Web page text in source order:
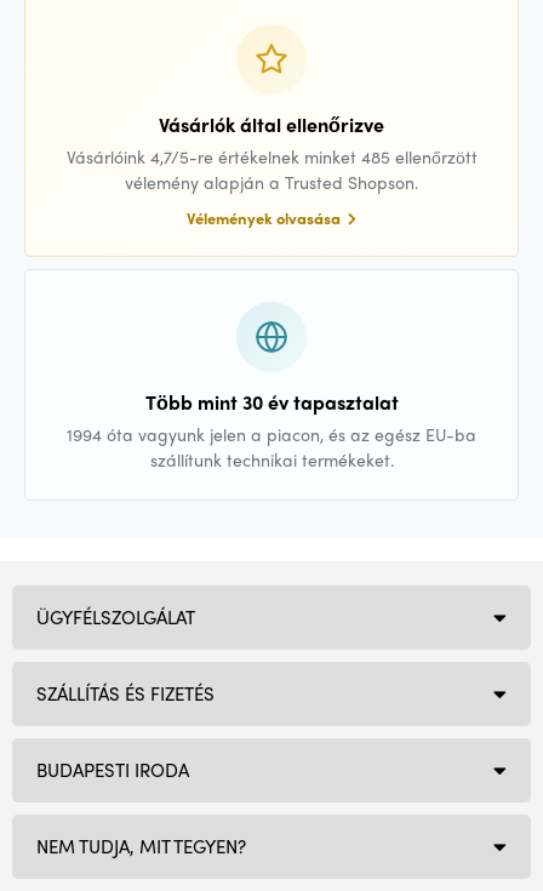
Vásárlók által ellenőrizve
Vásárlóink 4,7/5-re értékelnek minket 485 ellenőrzött
vélemény alapján a Trusted Shopson.
Vélemények olvasása
Több mint 30 év tapasztalat
1994 óta vagyunk jelen a piacon, és az egész EU-ba
szállítunk technikai termékeket.
BUDAPESTI IRODA
NEM TUDJA, MIT TEGYEN?
ÜGYFÉLSZOLGÁLAT
SZÁLLÍTÁS ÉS FIZETÉS